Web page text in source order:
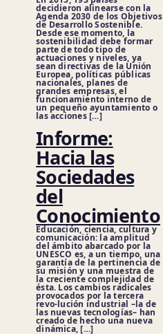
decidieron alinearse con la
Agenda 2030 de los Objetivos
de Desarrollo Sostenible.
Desde ese momento, la
sostenibilidad debe formar
parte de todo tipo de
actuaciones y niveles, ya
sean directivas de la Unión
Europea, políticas públicas
nacionales, planes de
grandes empresas, el
funcionamiento interno de
un pequeño ayuntamiento o
las acciones […]
Informe:
Hacia las
Sociedades
del
Conocimiento
Educación, ciencia, cultura y
comunicación: la amplitud
del ámbito abarcado por la
UNESCO es, a un tiempo, una
garantía de la pertinencia de
su misión y una muestra de
la creciente complejidad de
ésta. Los cambios radicales
provocados por la tercera
revo-lución industrial –la de
las nuevas tecnologías– han
creado de hecho una nueva
dinámica, […]